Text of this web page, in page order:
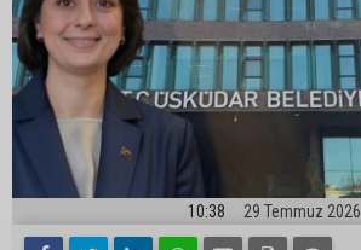
10:38 29 Temmuz 2026